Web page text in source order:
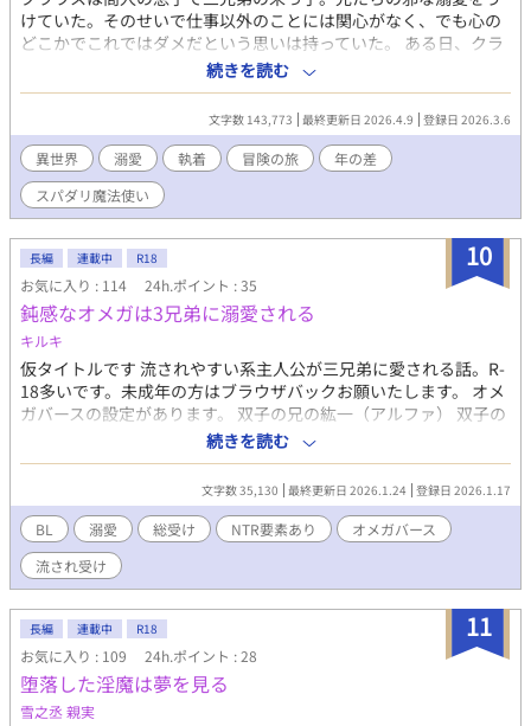
けていた。そのせいで仕事以外のことには関心がなく、でも心の
どこかでこれではダメだという思いは持っていた。 ある日、クラ
ウスに見合いの話が舞い込み兄たちは当然反対し父親と揉めた。
それがきっかけとなり、母親の提案で旅に出ることにした。店以
外の世界を見て感じれば見識が広がり、自分がなにを求めている
のか気がつくと、そう信じての旅が始まった。 でも、ひょんな出
会いからクラウスが考える「見識」とは違う方向へどんどん進ん
でしまい………？
続きを読む
文字数 143,773 最終更新日 2026.4.9 登録日 2026.3.6
異世界 溺愛 執着 冒険の旅
年の差
スパダリ魔法使い
10
長編 連載中 R18
お気に入り : 114 24h.ポイント : 35
鈍感なオメガは3兄弟に溺愛される
キルキ
仮タイトルです 流されやすい系主人公が三兄弟に愛される話。R-
18多いです。未成年の方はブラウザバックお願いたします。 オメ
ガバースの設定があります。 双子の兄の紘一（アルファ） 双子の
弟の蓮（アルファ） 双子の弟の和馬（ベータ） 主人公の春斗はオ
メガです。総受けです 長男と主人公が番関係にあります。主人公
が寝取られたり複数の人を好きになったりすることがあるかもし
れないです。悲壮感はあんまり無いのですが、苦手な方はご注意
ください。 NTR、無理矢理、淫語、快楽攻め、中出し、フェラ
などなど。 ハピエン予定です。
続きを読む
文字数 35,130 最終更新日 2026.1.24 登録日 2026.1.17
BL 溺愛 総受け NTR要素あり
オメガバース
流され受け
11
長編 連載中 R18
お気に入り : 109 24h.ポイント : 28
堕落した淫魔は夢を見る
雪之丞 親実